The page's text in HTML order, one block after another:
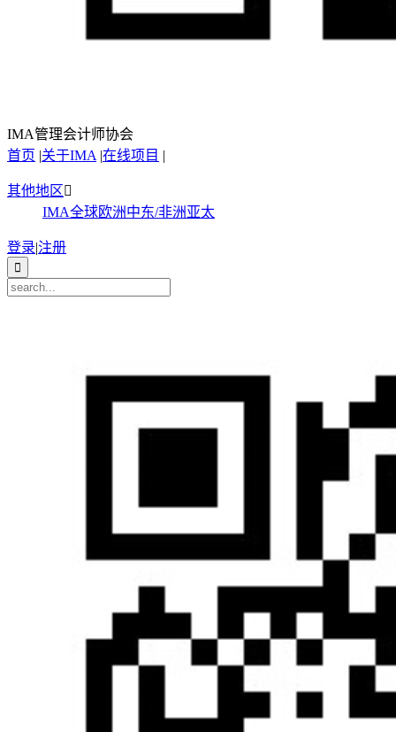
IMA管理会计师协会
首页 |关于IMA |在线项目 |
其他地区
IMA全球欧洲中东/非洲亚太
登录|注册
